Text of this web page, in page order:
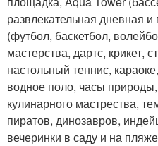
развлекательная дневная
(футбол, баскетбол,
мастерства, дартс, крикет,
настольный теннис,
водное поло, часы
кулинарного мастрества,
пиратов, динозавров,
вечеринки в саду и на